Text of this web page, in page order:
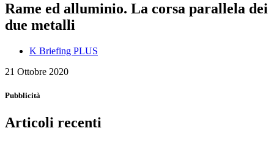
Rame ed alluminio. La corsa parallela dei
due metalli
K Briefing PLUS
21 Ottobre 2020
Pubblicità
Articoli recenti